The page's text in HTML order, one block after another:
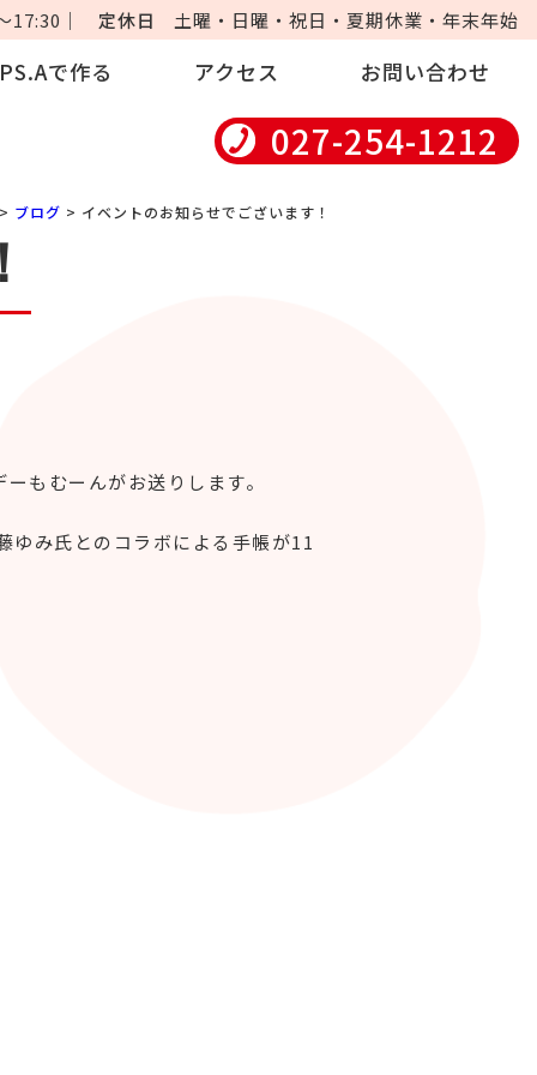
｜ 定休日 土曜・日曜・祝日・夏期休業・年末年始
で作る アクセス お問い合わせ
027-254-1212
> ブログ > イベントのお知らせでございます！
もむーんがお送りします。
ゆみ氏とのコラボによる手帳が11